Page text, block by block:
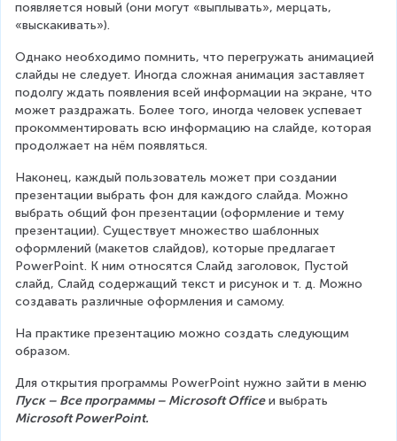
появляется новый (они могут «выплывать», мерцать,
«выскакивать»).
Однако необходимо помнить, что перегружать анимацией
слайды не следует. Иногда сложная анимация заставляет
подолгу ждать появления всей информации на экране, что
может раздражать. Более того, иногда человек успевает
прокомментировать всю информацию на слайде, которая
продолжает на нём появляться.
Наконец, каждый пользователь может при создании
презентации выбрать фон для каждого слайда. Можно
выбрать общий фон презентации (оформление и тему
презентации). Существует множество шаблонных
оформлений (макетов слайдов), которые предлагает
PowerPoint. К ним относятся Слайд заголовок, Пустой
слайд, Слайд содержащий текст и рисунок и т. д. Можно
создавать различные оформления и самому.
На практике презентацию можно создать следующим
образом.
Для открытия программы PowerPoint нужно зайти в меню
Пуск – Все программы – Microsoft Office и выбрать
Microsoft PowerPoint.